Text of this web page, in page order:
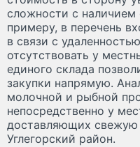
сложности с наличием
примеру, в перечень
в связи с
отсутствовать у
единого склада
закупки напрямую.
молочной и рыбной
непосредственно у
доставляющих
Углегорский район.